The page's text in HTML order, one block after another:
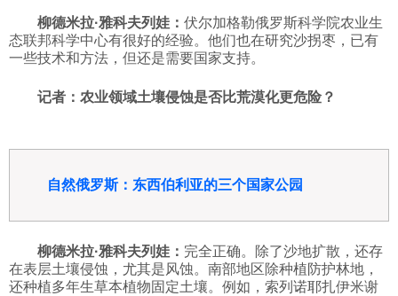
柳德米拉·雅科夫列娃： 伏尔加格勒俄罗斯科学院农业生
态联邦科学中心有很好的经验。他们也在研究沙拐枣，已有
一些技术和方法，但还是需要国家支持。
记者：农业领域土壤侵蚀是否比荒漠化更危险？
自然俄罗斯：东西伯利亚的三个国家公园
柳德米拉·雅科夫列娃： 完全正确。除了沙地扩散，还存
在表层土壤侵蚀，尤其是风蚀。南部地区除种植防护林地，
还种植多年生草本植物固定土壤。例如，索列诺耶扎伊米谢